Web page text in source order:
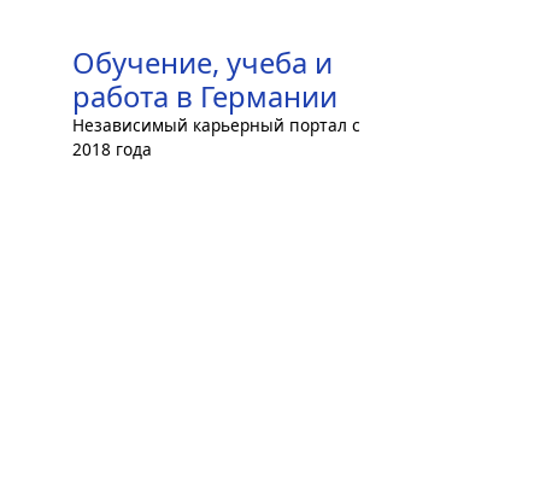
content
Обучение, учеба и
работа в Германии
Независимый карьерный портал с
2018 года